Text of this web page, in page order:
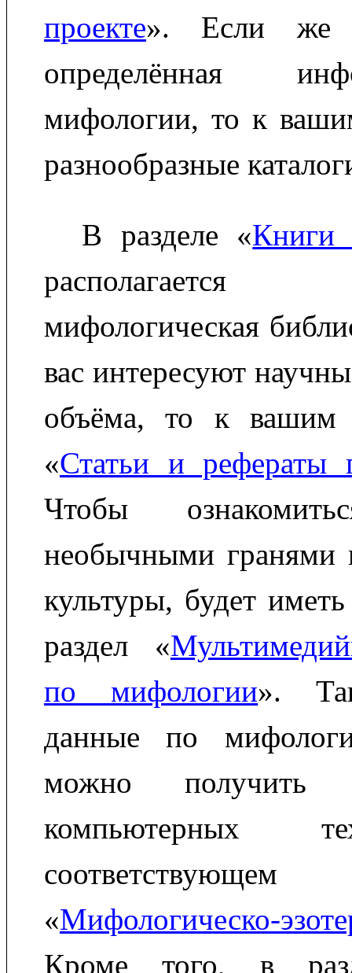
проекте». Если же
определённая
мифологии, то к
разнообразные
В разделе «Книги
мифологическая
вас интересуют
объёма, то к вашим
«Статьи и рефераты
Чтобы
необычными гранями
культуры, будет
раздел «
по мифологии».
данные по
можно
компьютерных
«Мифологическо-
Кроме того, в